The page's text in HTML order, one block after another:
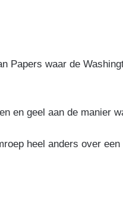
Papers waar de
en geel aan de manier
heel anders over